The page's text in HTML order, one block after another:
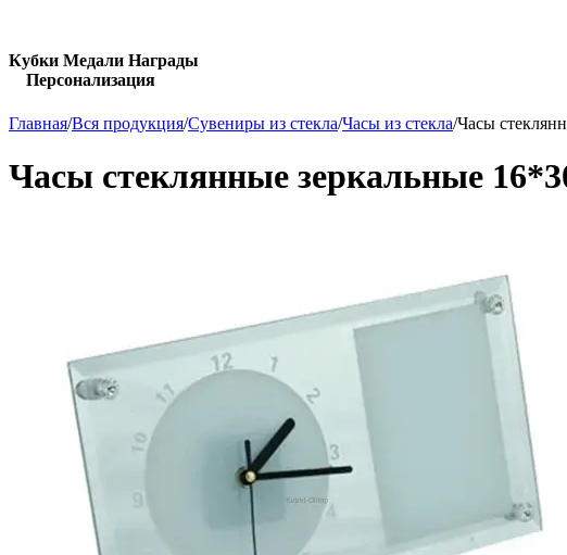
Кубки Медали Награды
Персонализация
Главная/Вся продукция/Сувениры из стекла/Часы из стекла/Часы
Часы стеклянные зеркальные